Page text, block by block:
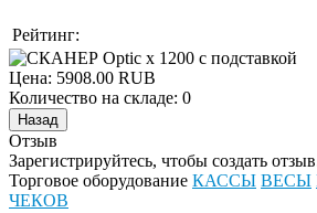
Рейтинг:
Цена: 5908.00 RUB
Количество на складе: 0
Отзыв
Зарегистрируйтесь, чтобы создать
Торговое оборудование КАССЫ ВЕСЫ
ЧЕКОВ